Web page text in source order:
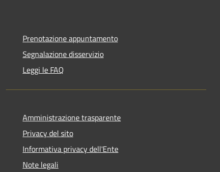
Prenotazione appuntamento
Segnalazione disservizio
Leggi le FAQ
Amministrazione trasparente
Privacy del sito
Informativa privacy dell'Ente
Note legali